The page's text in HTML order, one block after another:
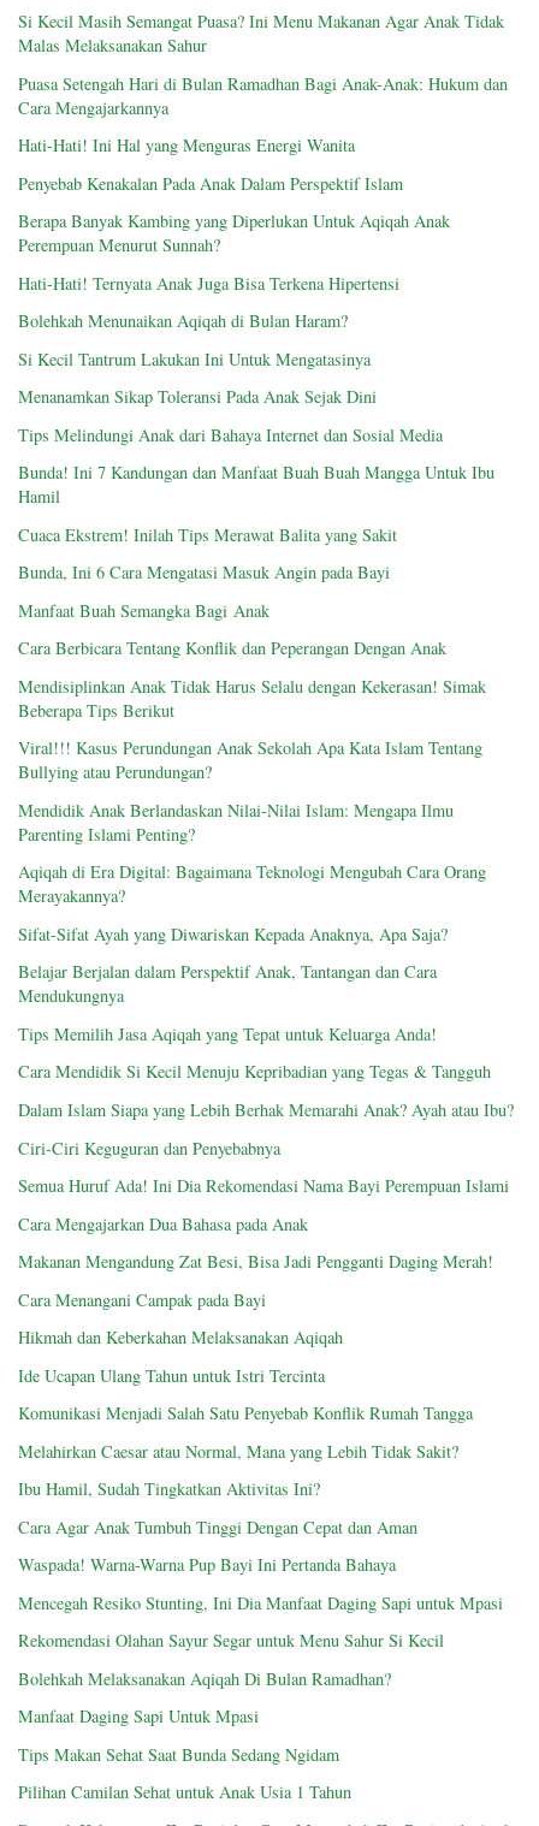
Si Kecil Masih Semangat Puasa? Ini Menu Makanan Agar Anak Tidak
Malas Melaksanakan Sahur
Puasa Setengah Hari di Bulan Ramadhan Bagi Anak-Anak: Hukum dan
Cara Mengajarkannya
Hati-Hati! Ini Hal yang Menguras Energi Wanita
Penyebab Kenakalan Pada Anak Dalam Perspektif Islam
Berapa Banyak Kambing yang Diperlukan Untuk Aqiqah Anak
Perempuan Menurut Sunnah?
Hati-Hati! Ternyata Anak Juga Bisa Terkena Hipertensi
Bolehkah Menunaikan Aqiqah di Bulan Haram?
Si Kecil Tantrum Lakukan Ini Untuk Mengatasinya
Menanamkan Sikap Toleransi Pada Anak Sejak Dini
Tips Melindungi Anak dari Bahaya Internet dan Sosial Media
Bunda! Ini 7 Kandungan dan Manfaat Buah Buah Mangga Untuk Ibu
Hamil
Cuaca Ekstrem! Inilah Tips Merawat Balita yang Sakit
Bunda, Ini 6 Cara Mengatasi Masuk Angin pada Bayi
Manfaat Buah Semangka Bagi Anak
Cara Berbicara Tentang Konflik dan Peperangan Dengan Anak
Mendisiplinkan Anak Tidak Harus Selalu dengan Kekerasan! Simak
Beberapa Tips Berikut
Viral!!! Kasus Perundungan Anak Sekolah Apa Kata Islam Tentang
Bullying atau Perundungan?
Mendidik Anak Berlandaskan Nilai-Nilai Islam: Mengapa Ilmu
Parenting Islami Penting?
Aqiqah di Era Digital: Bagaimana Teknologi Mengubah Cara Orang
Merayakannya?
Sifat-Sifat Ayah yang Diwariskan Kepada Anaknya, Apa Saja?
Belajar Berjalan dalam Perspektif Anak, Tantangan dan Cara
Mendukungnya
Tips Memilih Jasa Aqiqah yang Tepat untuk Keluarga Anda!
Cara Mendidik Si Kecil Menuju Kepribadian yang Tegas & Tangguh
Dalam Islam Siapa yang Lebih Berhak Memarahi Anak? Ayah atau Ibu?
Ciri-Ciri Keguguran dan Penyebabnya
Semua Huruf Ada! Ini Dia Rekomendasi Nama Bayi Perempuan Islami
Cara Mengajarkan Dua Bahasa pada Anak
Makanan Mengandung Zat Besi, Bisa Jadi Pengganti Daging Merah!
Cara Menangani Campak pada Bayi
Hikmah dan Keberkahan Melaksanakan Aqiqah
Ide Ucapan Ulang Tahun untuk Istri Tercinta
Komunikasi Menjadi Salah Satu Penyebab Konflik Rumah Tangga
Melahirkan Caesar atau Normal, Mana yang Lebih Tidak Sakit?
Ibu Hamil, Sudah Tingkatkan Aktivitas Ini?
Cara Agar Anak Tumbuh Tinggi Dengan Cepat dan Aman
Waspada! Warna-Warna Pup Bayi Ini Pertanda Bahaya
Mencegah Resiko Stunting, Ini Dia Manfaat Daging Sapi untuk Mpasi
Rekomendasi Olahan Sayur Segar untuk Menu Sahur Si Kecil
Bolehkah Melaksanakan Aqiqah Di Bulan Ramadhan?
Manfaat Daging Sapi Untuk Mpasi
Tips Makan Sehat Saat Bunda Sedang Ngidam
Pilihan Camilan Sehat untuk Anak Usia 1 Tahun